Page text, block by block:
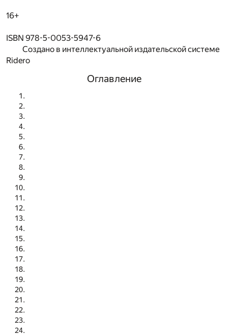
16+
ISBN 978-5-0053-5947-6
Создано в интеллектуальной издательской системе
Ridero
Оглавление